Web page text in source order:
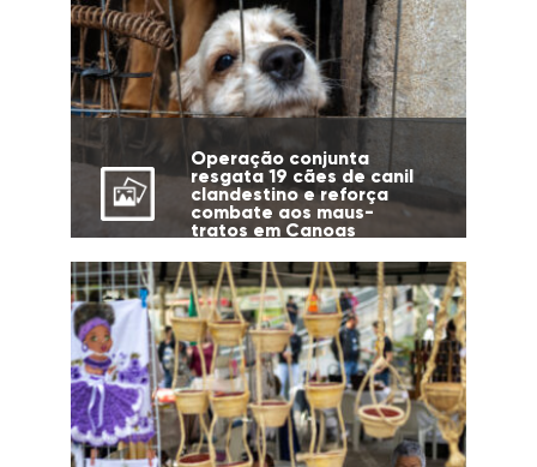
Operação conjunta
resgata 19 cães de canil
clandestino e reforça
combate aos maus-
tratos em Canoas